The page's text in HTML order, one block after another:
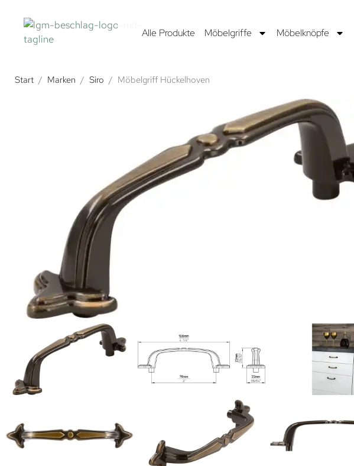
Alle Produkte Möbelgriffe Möbelknöpfe
Start / Marken / Siro / Möbelgriff Hückelhoven